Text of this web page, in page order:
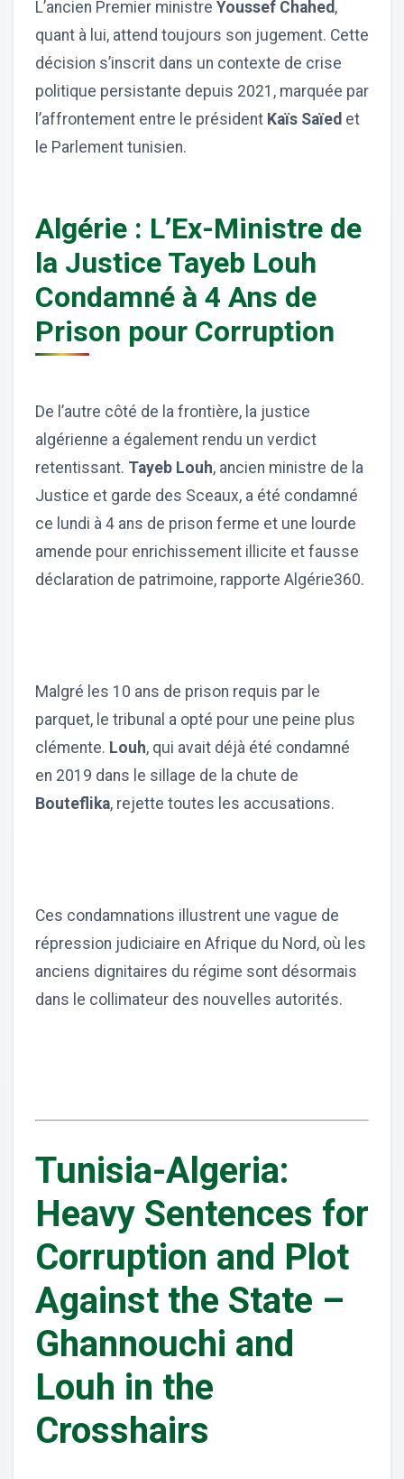
L’ancien Premier ministre Youssef Chahed ,
quant à lui, attend toujours son jugement. Cette
décision s’inscrit dans un contexte de crise
politique persistante depuis 2021, marquée par
l’affrontement entre le président Kaïs Saïed et
le Parlement tunisien.
Algérie : L’Ex-Ministre de
la Justice Tayeb Louh
Condamné à 4 Ans de
Prison pour Corruption
De l’autre côté de la frontière, la justice
algérienne a également rendu un verdict
retentissant. Tayeb Louh, ancien ministre de la
Justice et garde des Sceaux, a été condamné
ce lundi à 4 ans de prison ferme et une lourde
amende pour enrichissement illicite et fausse
déclaration de patrimoine, rapporte Algérie360.
Malgré les 10 ans de prison requis par le
parquet, le tribunal a opté pour une peine plus
clémente. Louh, qui avait déjà été condamné
en 2019 dans le sillage de la chute de
Bouteflika, rejette toutes les accusations.
Ces condamnations illustrent une vague de
répression judiciaire en Afrique du Nord, où les
anciens dignitaires du régime sont désormais
dans le collimateur des nouvelles autorités.
Tunisia-Algeria:
Heavy Sentences for
Corruption and Plot
Against the State –
Ghannouchi and
Louh in the
Crosshairs